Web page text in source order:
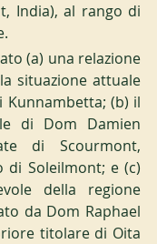
India), al rango di
(a) una relazione
situazione attuale
Kunnambetta; (b) il
di Dom Damien
di Scourmont,
di Soleilmont; e (c)
della regione
da Dom Raphael
titolare di Oita